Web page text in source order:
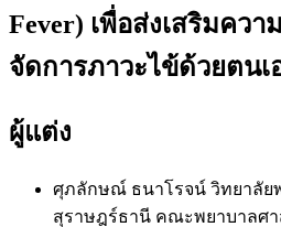
Fever) เพื่อส่งเสริมคว
จัดการภาวะไข้ด้วยตนเ
ผู้แต่ง
ศุภลักษณ์ ธนาโรจน์ วิทยาลัย
สุราษฎร์ธานี คณะพยาบาลศ